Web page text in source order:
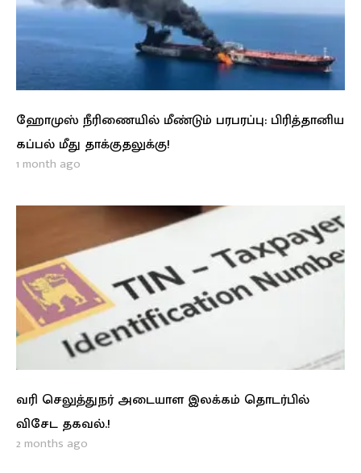
ஹோமுஸ் நீரிணையில் மீண்டும் பரபரப்பு: பிரித்தானிய
கப்பல் மீது தாக்குதலுக்கு!
1 month ago
வரி செலுத்துநர் அடையாள இலக்கம் தொடர்பில்
விசேட தகவல்.!
2 months ago